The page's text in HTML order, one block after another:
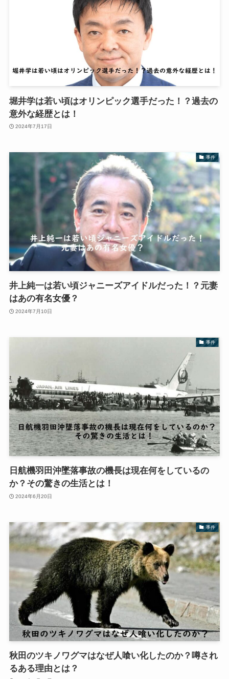
堀井学は若い頃はオリンピック選手だった！？過去の
意外な経歴とは！
2024年7月17日
事件
井上純一は若い頃ジャニーズアイドルだった！？元妻
はあの有名女優？
2024年7月10日
事件
日航機羽田沖墜落事故の機長は現在何をしているの
か？その驚きの生活とは！
2024年6月20日
事件
秋田のツキノワグマはなぜ人喰い化したのか？噂され
るある理由とは？